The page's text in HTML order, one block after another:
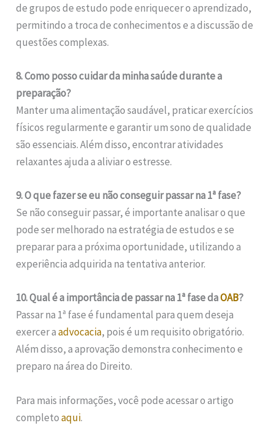
de grupos de estudo pode enriquecer o aprendizado,
permitindo a troca de conhecimentos e a discussão de
questões complexas.
8. Como posso cuidar da minha saúde durante a
preparação?
Manter uma alimentação saudável, praticar exercícios
físicos regularmente e garantir um sono de qualidade
são essenciais. Além disso, encontrar atividades
relaxantes ajuda a aliviar o estresse.
9. O que fazer se eu não conseguir passar na 1ª fase?
Se não conseguir passar, é importante analisar o que
pode ser melhorado na estratégia de estudos e se
preparar para a próxima oportunidade, utilizando a
experiência adquirida na tentativa anterior.
10. Qual é a importância de passar na 1ª fase daOAB?
Passar na 1ª fase é fundamental para quem deseja
exercer aadvocacia, pois é um requisito obrigatório.
Além disso, a aprovação demonstra conhecimento e
preparo na área do Direito.
Para mais informações, você pode acessar o artigo
completoaqui.